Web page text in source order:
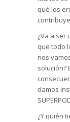
qué los
¿Va a ser
que todo
nos
solución?
damos
¿Y quién